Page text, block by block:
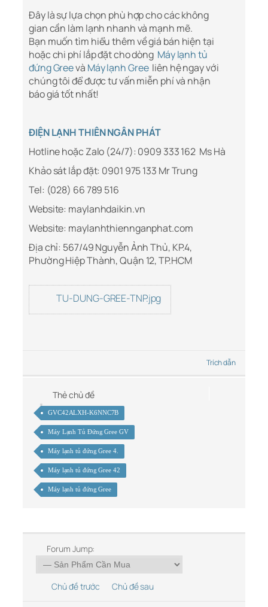
Đây là sự lựa chọn phù hợp cho các không
gian cần làm lạnh nhanh và mạnh mẽ.
Bạn muốn tìm hiểu thêm về giá bán hiện tại
hoặc chi phí lắp đặt cho dòng Máy lạnh tủ
đứng Greevà Máy lạnh Greeliên hệ ngay với
chúng tôi để được tư vấn miễn phí và nhận
báo giá tốt nhất!
ĐIỆN LẠNH THIÊN NGÂN PHÁT
Hotline hoặc Zalo (24/7): 0909 333 162 Ms Hà
Khảo sát lắp đặt: 0901 975 133 Mr Trung
Tel: (028) 66 789 516
Website: maylanhdaikin.vn
Website: maylanhthiennganphat.com
Địa chỉ: 567/49 Nguyễn Ảnh Thủ, KP.4,
Phường Hiệp Thành, Quận 12, TP.HCM
TU-DUNG-GREE-TNP.jpg
Trích dẫn
Thẻ chủ đề
GVC42ALXH-K6NNC7B
Máy Lạnh Tủ Đứng Gree GV
Máy lạnh tủ đứng Gree 4.
Máy lạnh tủ đứng Gree 42
Máy lạnh tủ đứng Gree
Forum Jump:
Chủ đề trước Chủ đề sau